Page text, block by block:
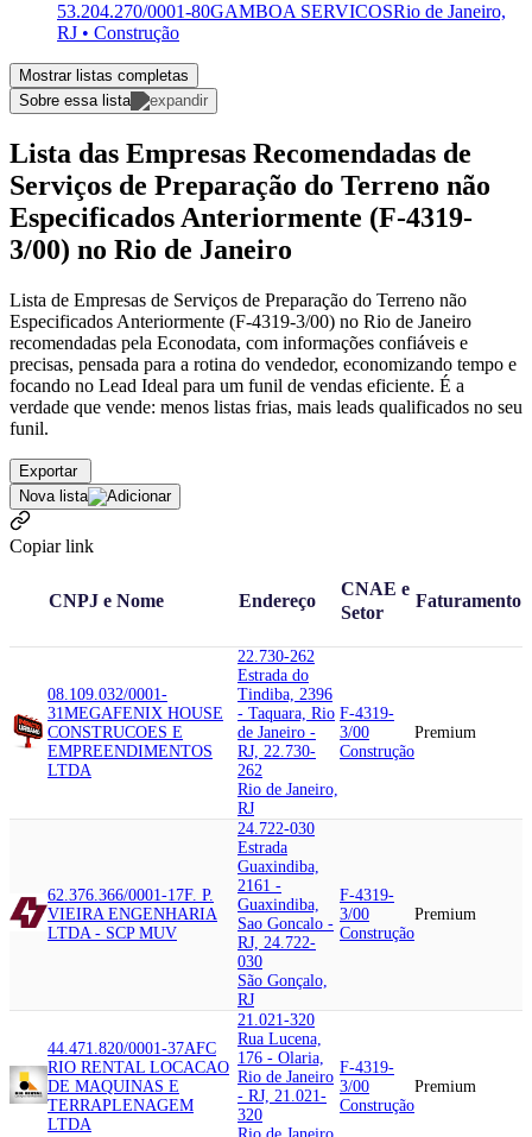
53.204.270/0001-80GAMBOA SERVICOSRio de Janeiro,
RJ • Construção
Mostrar listas completas
Sobre essa lista
Lista das Empresas Recomendadas de
Serviços de Preparação do Terreno não
Especificados Anteriormente (F-4319-
3/00) no Rio de Janeiro
Lista de Empresas de Serviços de Preparação do Terreno não
Especificados Anteriormente (F-4319-3/00) no Rio de Janeiro
recomendadas pela Econodata, com informações confiáveis e
precisas, pensada para a rotina do vendedor, economizando tempo e
focando no Lead Ideal para um funil de vendas eficiente. É a
verdade que vende: menos listas frias, mais leads qualificados no seu
funil.
Exportar
Nova lista
Copiar link
CNPJ e Nome Endereço
CNAE e
Setor
Faturamento
08.109.032/0001-
31MEGAFENIX HOUSE
CONSTRUCOES E
EMPREENDIMENTOS
LTDA
22.730-262
Estrada do
Tindiba, 2396
- Taquara, Rio
de Janeiro -
RJ, 22.730-
262
Rio de Janeiro,
RJ
F-4319-
3/00
Construção
Premium
62.376.366/0001-17F. P.
VIEIRA ENGENHARIA
LTDA - SCP MUV
24.722-030
Estrada
Guaxindiba,
2161 -
Guaxindiba,
Sao Goncalo -
RJ, 24.722-
030
São Gonçalo,
RJ
F-4319-
3/00
Construção
Premium
44.471.820/0001-37AFC
RIO RENTAL LOCACAO
DE MAQUINAS E
TERRAPLENAGEM
LTDA
21.021-320
Rua Lucena,
176 - Olaria,
Rio de Janeiro
- RJ, 21.021-
320
F-4319-
3/00
Construção
Premium